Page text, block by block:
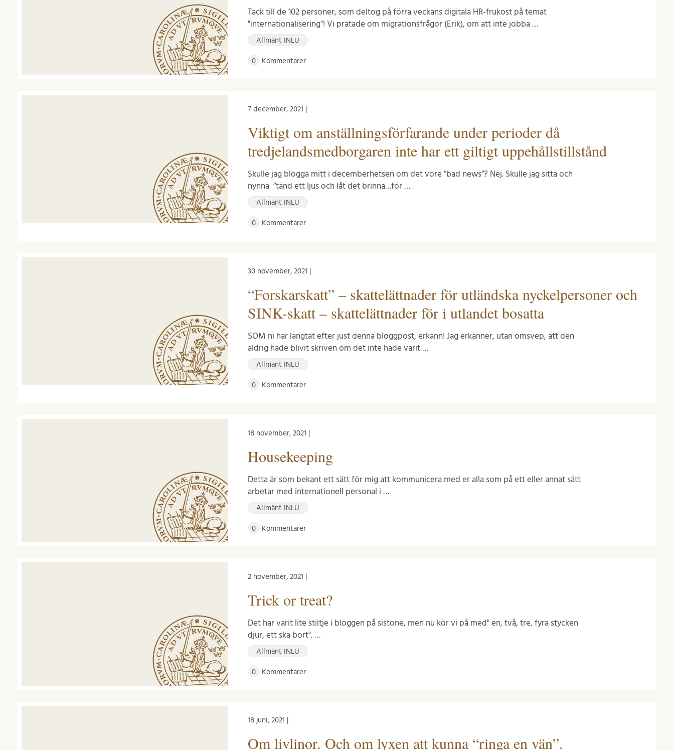
Tack till de 102 personer, som deltog på förra veckans digitala HR-frukost på temat
"internationalisering"! Vi pratade om migrationsfrågor (Erik), om att inte jobba …
Allmänt INLU
0 Kommentarer
7 december, 2021 |
Viktigt om anställningsförfarande under perioder då
tredjelandsmedborgaren inte har ett giltigt uppehållstillstånd
Skulle jag blogga mitt i decemberhetsen om det vore ”bad news”? Nej. Skulle jag sitta och
nynna ”tänd ett ljus och låt det brinna…för …
Allmänt INLU
0 Kommentarer
30 november, 2021 |
“Forskarskatt” – skattelättnader för utländska nyckelpersoner och
SINK-skatt – skattelättnader för i utlandet bosatta
SOM ni har längtat efter just denna bloggpost, erkänn! Jag erkänner, utan omsvep, att den
aldrig hade blivit skriven om det inte hade varit …
Allmänt INLU
0 Kommentarer
18 november, 2021 |
Housekeeping
Detta är som bekant ett sätt för mig att kommunicera med er alla som på ett eller annat sätt
arbetar med internationell personal i …
Allmänt INLU
0 Kommentarer
2 november, 2021 |
Trick or treat?
Det har varit lite stiltje i bloggen på sistone, men nu kör vi på med" en, två, tre, fyra stycken
djur, ett ska bort". …
Allmänt INLU
0 Kommentarer
18 juni, 2021 |
Om livlinor. Och om lyxen att kunna “ringa en vän”.